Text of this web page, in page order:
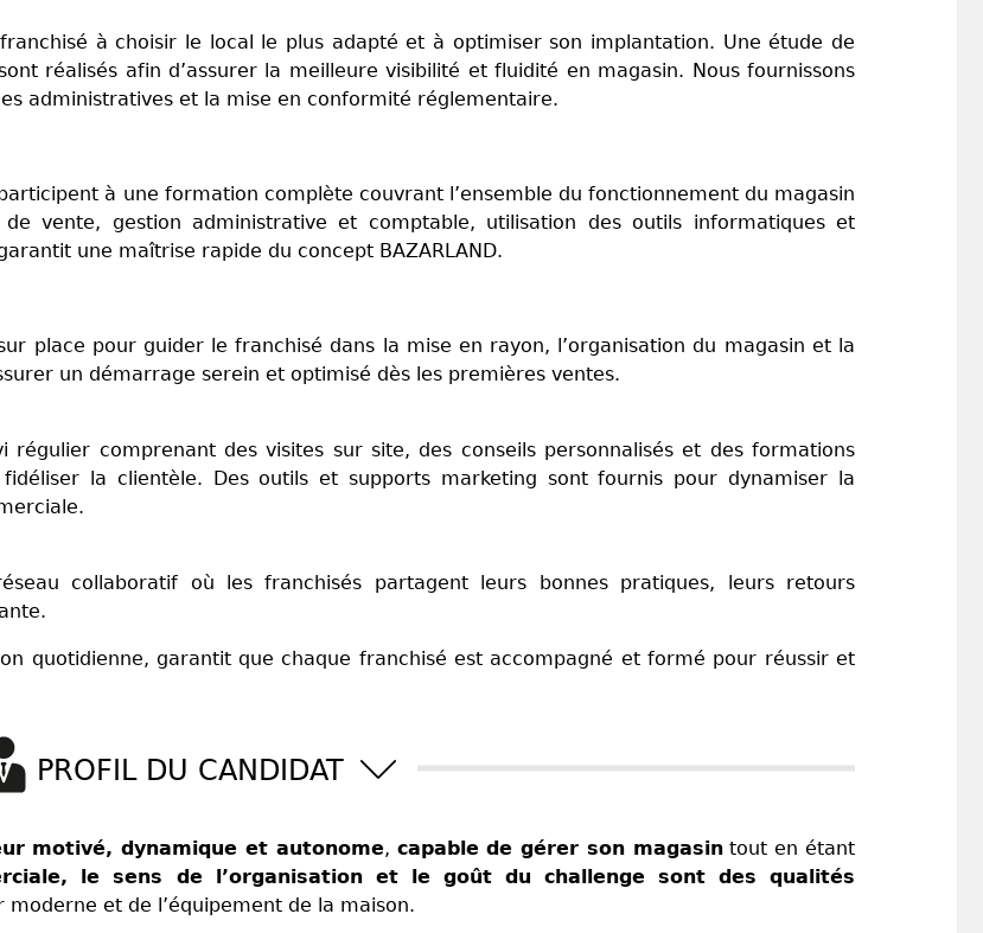
à choisir le local le plus adapté et à optimiser son implantation. Une étude de
réalisés afin d’assurer la meilleure visibilité et fluidité en magasin. Nous fournissons
administratives et la mise en conformité réglementaire.
à une formation complète couvrant l’ensemble du fonctionnement du magasin
vente, gestion administrative et comptable, utilisation des outils informatiques et
une maîtrise rapide du concept BAZARLAND.
place pour guider le franchisé dans la mise en rayon, l’organisation du magasin et la
un démarrage serein et optimisé dès les premières ventes.
régulier comprenant des visites sur site, des conseils personnalisés et des formations
la clientèle. Des outils et supports marketing sont fournis pour dynamiser la
collaboratif où les franchisés partagent leurs bonnes pratiques, leurs retours
quotidienne, garantit que chaque franchisé est accompagné et formé pour réussir et
PROFIL DU CANDIDAT
motivé, dynamique et autonome, capable de gérer son magasintout en étant
le sens de l’organisation et le goût du challenge sont des qualités
et de l’équipement de la maison.